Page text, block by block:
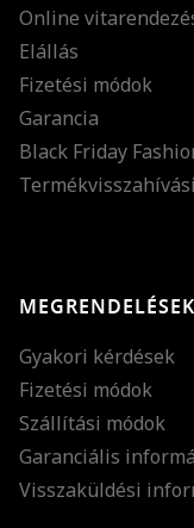
Online
Elállás
Fizetési módok
Garancia
Black Friday
Gyakori kérdések
Fizetési módok
Szállítási módok
Garanciális
Visszaküldési